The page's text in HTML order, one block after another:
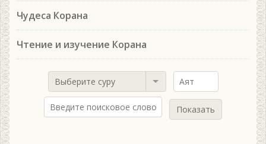
Чудеса Корана
Чтение и изучение Корана
Выберите суру
Показать